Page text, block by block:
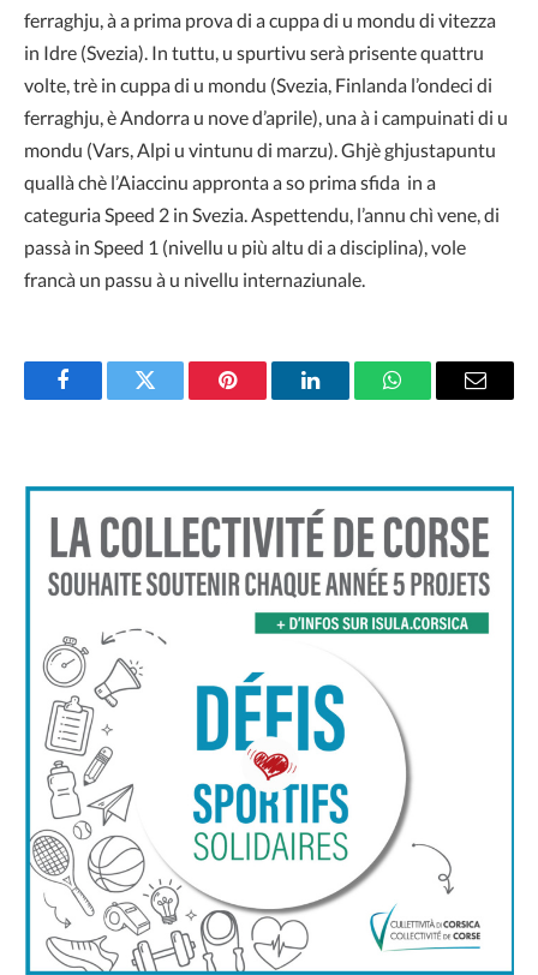
ferraghju, à a prima prova di a cuppa di u mondu di vitezza
in Idre (Svezia). In tuttu, u spurtivu serà prisente quattru
volte, trè in cuppa di u mondu (Svezia, Finlanda l’ondeci di
ferraghju, è Andorra u nove d’aprile), una à i campuinati di u
mondu (Vars, Alpi u vintunu di marzu). Ghjè ghjustapuntu
quallà chè l’Aiaccinu appronta a so prima sfida in a
categuria Speed 2 in Svezia. Aspettendu, l’annu chì vene, di
passà in Speed 1 (nivellu u più altu di a disciplina), vole
francà un passu à u nivellu internaziunale.
FacebookTwitter Pinterest LinkedInWhatsAppEmail